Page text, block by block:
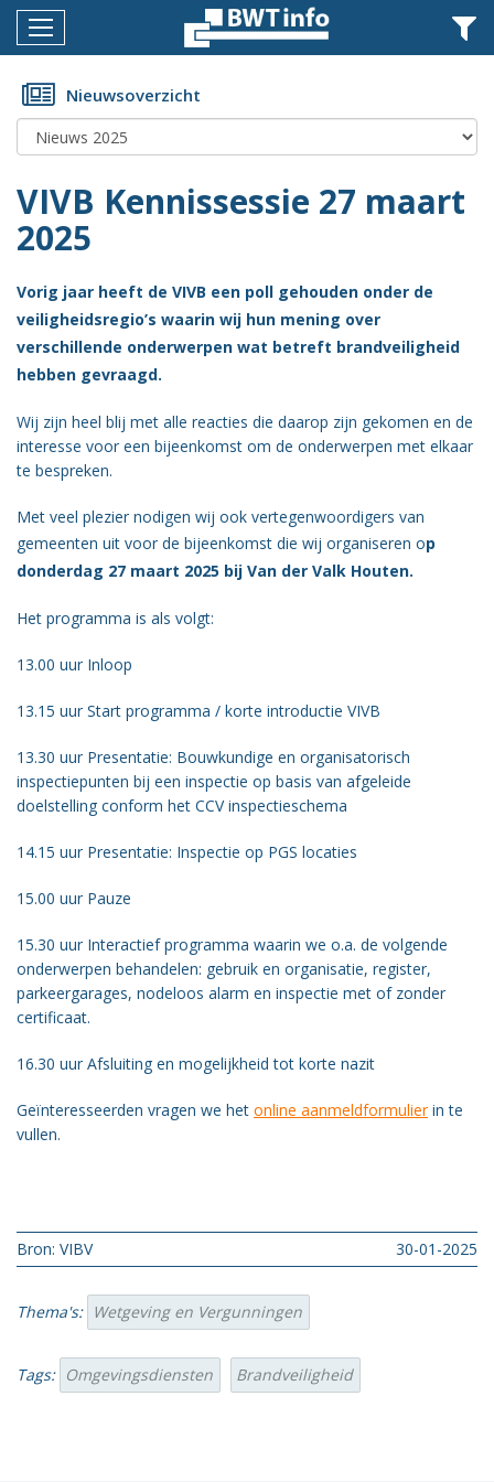
Menu
Home
Nieuws
Documenten
Fotoalbums
Opleidingen
BWT
BMK
Vacatures
Vereniging
Contact
Nieuwsoverzicht
VIVB Kennissessie 27 maart
2025
Vorig jaar heeft de VIVB een poll gehouden onder de
veiligheidsregio’s waarin wij hun mening over
verschillende onderwerpen wat betreft brandveiligheid
hebben gevraagd.
Wij zijn heel blij met alle reacties die daarop zijn gekomen en de
interesse voor een bijeenkomst om de onderwerpen met elkaar
te bespreken.
Met veel plezier nodigen wij ook vertegenwoordigers van
gemeenten uit voor de bijeenkomst die wij organiseren op
donderdag 27 maart 2025 bij Van der Valk Houten.
Het programma is als volgt:
13.00 uur Inloop
13.15 uur Start programma / korte introductie VIVB
13.30 uur Presentatie: Bouwkundige en organisatorisch
inspectiepunten bij een inspectie op basis van afgeleide
doelstelling conform het CCV inspectieschema
14.15 uur Presentatie: Inspectie op PGS locaties
15.00 uur Pauze
15.30 uur Interactief programma waarin we o.a. de volgende
onderwerpen behandelen: gebruik en organisatie, register,
parkeergarages, nodeloos alarm en inspectie met of zonder
certificaat.
16.30 uur Afsluiting en mogelijkheid tot korte nazit
Geïnteresseerden vragen we het online aanmeldformulierin te
vullen.
Bron: VIBV 30-01-2025
Thema's: Wetgeving en Vergunningen
Tags: Omgevingsdiensten Brandveiligheid